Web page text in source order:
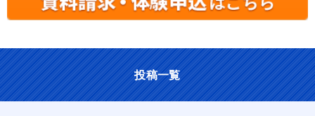
投稿一覧